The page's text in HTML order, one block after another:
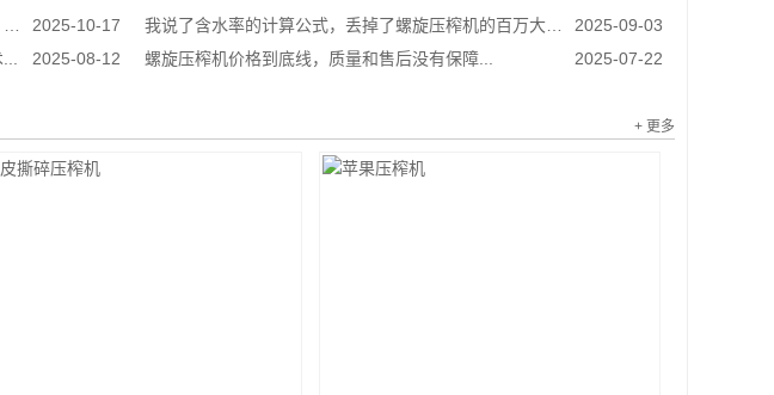
2025-10-17 2025-09-03
我说了含水率的计算公式，丢掉了螺旋压榨机的百万大单...
2025-08-12
2025-07-22
螺旋压榨机价格到底线，质量和售后没有保障...
+ 更多